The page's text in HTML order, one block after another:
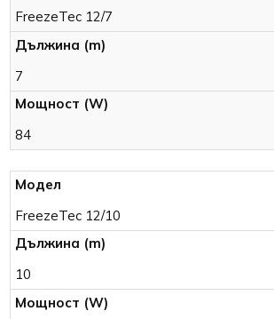
FreezeTec 12/7
7
84
FreezeTec 12/10
10